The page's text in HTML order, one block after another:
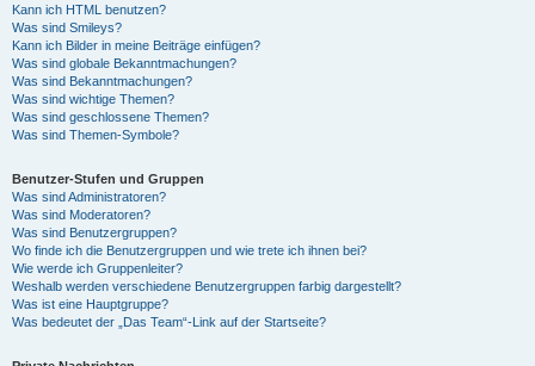
Kann ich HTML benutzen?
Was sind Smileys?
Kann ich Bilder in meine Beiträge einfügen?
Was sind globale Bekanntmachungen?
Was sind Bekanntmachungen?
Was sind wichtige Themen?
Was sind geschlossene Themen?
Was sind Themen-Symbole?
Benutzer-Stufen und Gruppen
Was sind Administratoren?
Was sind Moderatoren?
Was sind Benutzergruppen?
Wo finde ich die Benutzergruppen und wie trete ich ihnen bei?
Wie werde ich Gruppenleiter?
Weshalb werden verschiedene Benutzergruppen farbig dargestellt?
Was ist eine Hauptgruppe?
Was bedeutet der „Das Team“-Link auf der Startseite?